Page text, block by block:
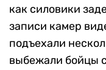
как силовики
записи камер
подъехали
выбежали бойцы